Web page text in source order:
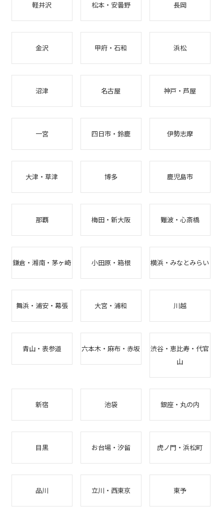
軽井沢 松本・安曇野 長岡
金沢 甲府・石和 浜松
沼津 名古屋 神戸・芦屋
一宮 四日市・鈴鹿 伊勢志摩
大津・草津 博多 鹿児島市
那覇 梅田・新大阪 難波・心斎橋
鎌倉・湘南・茅ヶ崎 小田原・箱根 横浜・みなとみらい
舞浜・浦安・幕張 大宮・浦和 川越
青山・表参道 六本木・麻布・赤坂
渋谷・恵比寿・代官
山
新宿 池袋 銀座・丸の内
目黒 お台場・汐留 虎ノ門・浜松町
品川 立川・西東京 東予